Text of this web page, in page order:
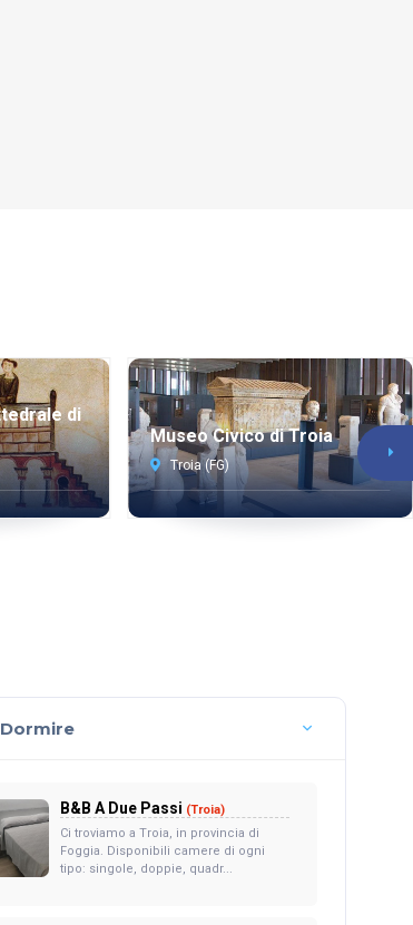
di
Museo Civico di Troia
Troia (FG)
B&B A Due Passi (Troia)
Ci troviamo a Troia, in provincia di
Foggia. Disponibili camere di ogni
tipo: singole, doppie, quadr...